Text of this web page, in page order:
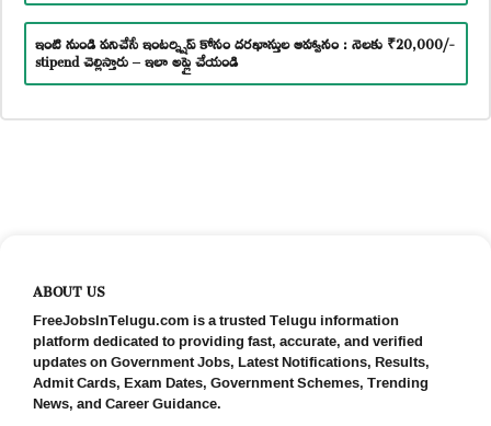
ఇంటి నుండి పనిచేసే ఇంటర్న్షిప్ కోసం దరఖాస్తుల ఆహ్వానం : నెలకు ₹20,000/-
stipend చెల్లిస్తారు – ఇలా అప్లై చేయండి
ABOUT US
FreeJobsInTelugu.com is a trusted Telugu information
platform dedicated to providing fast, accurate, and verified
updates on Government Jobs, Latest Notifications, Results,
Admit Cards, Exam Dates, Government Schemes, Trending
News, and Career Guidance.